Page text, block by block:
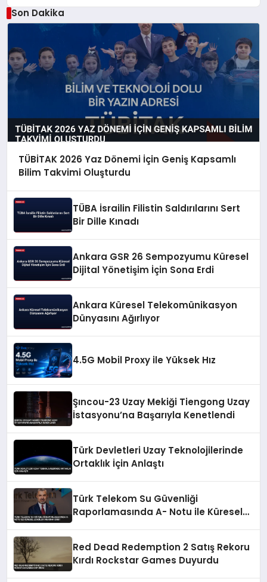
Son Dakika
TÜBİTAK 2026 Yaz Dönemi İçin Geniş Kapsamlı
Bilim Takvimi Oluşturdu
TÜBA İsrailin Filistin Saldırılarını Sert
Bir Dille Kınadı
Ankara GSR 26 Sempozyumu Küresel
Dijital Yönetişim İçin Sona Erdi
Ankara Küresel Telekomünikasyon
Dünyasını Ağırlıyor
4.5G Mobil Proxy ile Yüksek Hız
Şıncou-23 Uzay Mekiği Tiengong Uzay
İstasyonu’na Başarıyla Kenetlendi
Türk Devletleri Uzay Teknolojilerinde
Ortaklık İçin Anlaştı
Türk Telekom Su Güvenliği
Raporlamasında A- Notu ile Küresel
Red Dead Redemption 2 Satış Rekoru
Kırdı Rockstar Games Duyurdu